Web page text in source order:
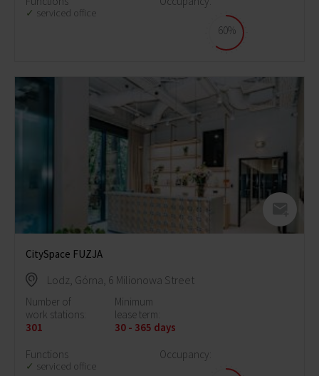
serviced office
60%
CitySpace FUZJA
Lodz, Górna, 6 Milionowa Street
Number of
work stations:
301
Minimum
lease term:
30 - 365 days
Functions
serviced office
Occupancy: